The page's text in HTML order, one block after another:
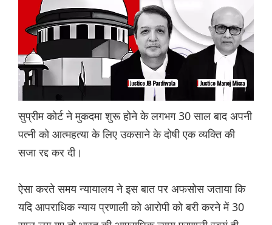
सुप्रीम कोर्ट ने मुकदमा शुरू होने के लगभग 30 साल बाद अपनी
पत्नी को आत्महत्या के लिए उकसाने के दोषी एक व्यक्ति की
सजा रद्द कर दी।
ऐसा करते समय न्यायालय ने इस बात पर अफसोस जताया कि
यदि आपराधिक न्याय प्रणाली को आरोपी को बरी करने में 30